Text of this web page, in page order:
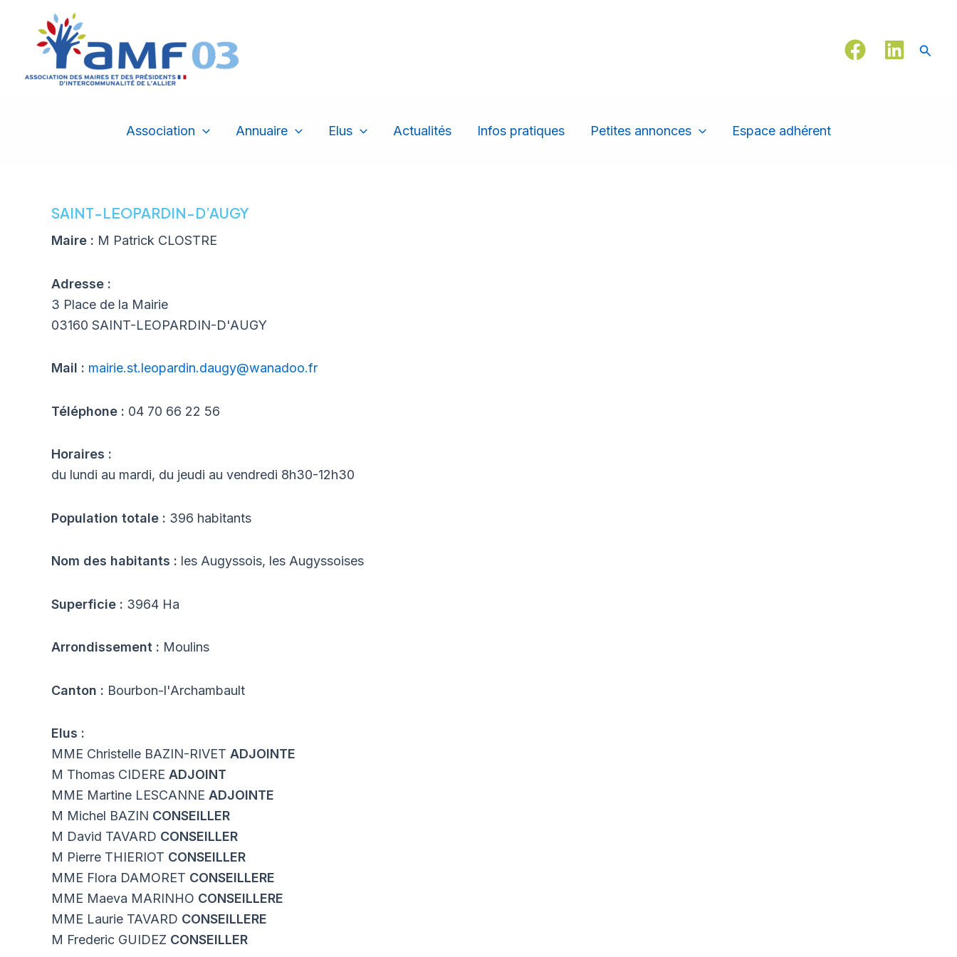
contenu
Association Annuaire Elus Actualités Infos pratiques Petites annonces Espace adhérent
SAINT-LEOPARDIN-D’AUGY
Maire : M Patrick CLOSTRE
Adresse :
3 Place de la Mairie
03160 SAINT-LEOPARDIN-D'AUGY
Mail : mairie.st.leopardin.daugy@wanadoo.fr
Téléphone : 04 70 66 22 56
Horaires :
du lundi au mardi, du jeudi au vendredi 8h30-12h30
Population totale : 396 habitants
Nom des habitants : les Augyssois, les Augyssoises
Superficie : 3964 Ha
Arrondissement : Moulins
Canton : Bourbon-l'Archambault
Elus :
MME Christelle BAZIN-RIVET ADJOINTE
M Thomas CIDERE ADJOINT
MME Martine LESCANNE ADJOINTE
M Michel BAZIN CONSEILLER
M David TAVARD CONSEILLER
M Pierre THIERIOT CONSEILLER
MME Flora DAMORET CONSEILLERE
MME Maeva MARINHO CONSEILLERE
MME Laurie TAVARD CONSEILLERE
M Frederic GUIDEZ CONSEILLER